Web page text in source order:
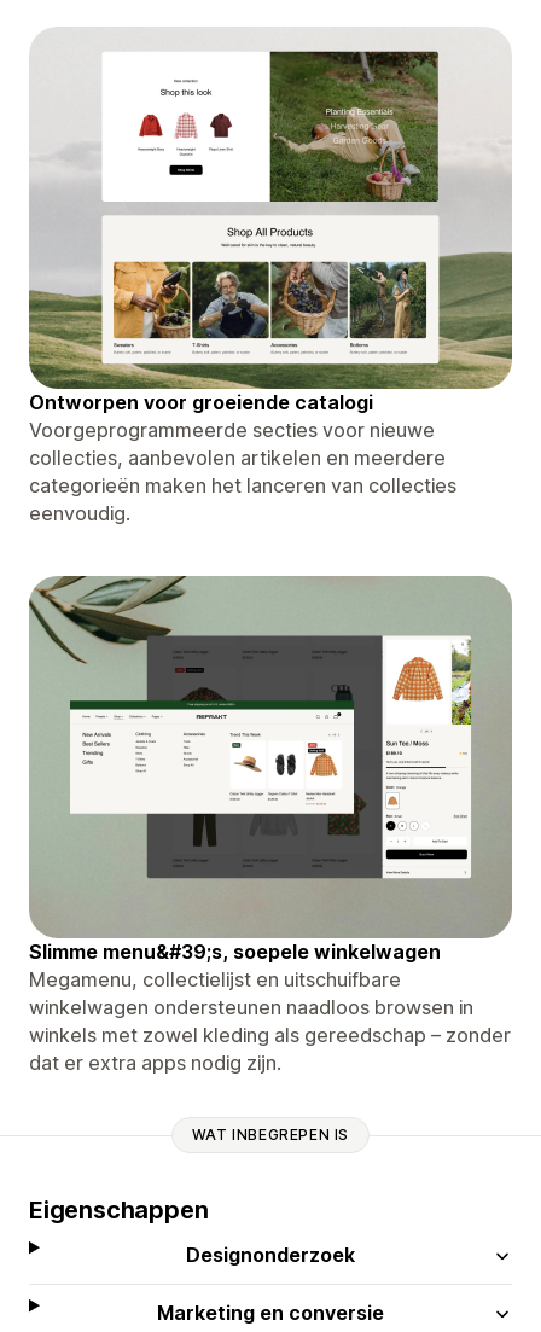
Ontworpen voor groeiende catalogi
Voorgeprogrammeerde secties voor nieuwe
collecties, aanbevolen artikelen en meerdere
categorieën maken het lanceren van collecties
eenvoudig.
Slimme menu&#39;s, soepele winkelwagen
Megamenu, collectielijst en uitschuifbare
winkelwagen ondersteunen naadloos browsen in
winkels met zowel kleding als gereedschap – zonder
dat er extra apps nodig zijn.
WAT INBEGREPEN IS
Eigenschappen
Designonderzoek
Marketing en conversie